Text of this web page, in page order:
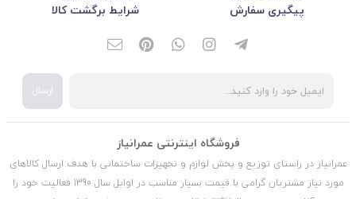
پیگیری سفارش
شرایط برگشت کالا
ارسال
فروشگاه اینترنتی عمرانیاز
عمرانیاز در راستای توزیع و پخش لوازم و تجهیزات ساختمانی با هدف ارسال کالاهای
مورد نیاز مشتریان گرامی با قیمت بسیار مناسب در اوایل سال 1390 فعالیت خود را